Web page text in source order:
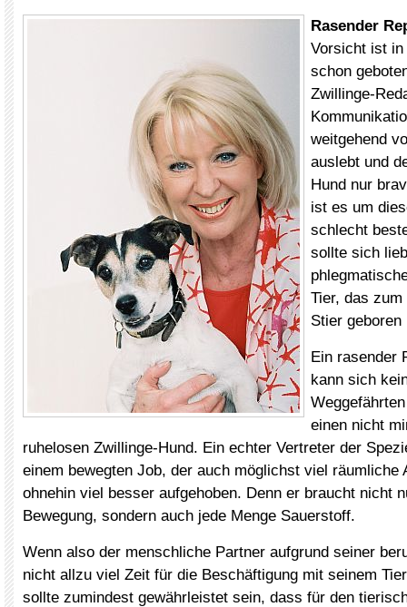
Rasender
Vorsicht ist
schon
Zwillinge-
weitgehend
auslebt und
Hund nur
ist es um
schlecht
sollte sich
Tier, das
Stier
Ein rasender
kann sich
einen nicht
ruhelosen Zwillinge-Hund. Ein echter Vertreter der
einem bewegten Job, der auch möglichst viel räumliche
ohnehin viel besser aufgehoben. Denn er braucht nicht
Bewegung, sondern auch jede Menge Sauerstoff.
Wenn also der menschliche Partner aufgrund seiner
nicht allzu viel Zeit für die Beschäftigung mit seinem
sollte zumindest gewährleistet sein, dass für den